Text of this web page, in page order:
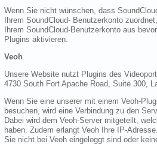
Wenn Sie nicht wünschen, dass
Ihrem SoundCloud- Benutzerkonto
Ihrem SoundCloud-Benutzerkonto aus
Plugins aktivieren.
Veoh
Unsere Website nutzt Plugins des
4730 South Fort Apache Road, Suite 300,
Wenn Sie eine unserer mit einem Veoh-
besuchen, wird eine Verbindung zu den
Dabei wird dem Veoh-Server mitgeteilt,
haben. Zudem erlangt Veoh Ihre IP-
Sie nicht bei Veoh eingeloggt sind oder